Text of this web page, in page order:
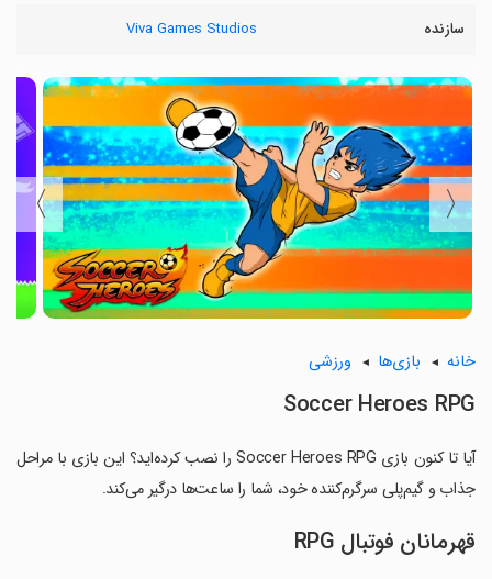
سازنده Viva Games Studios
〈
〉
خانه بازی‌ها ورزشی
Soccer Heroes RPG
آیا تا کنون بازی Soccer Heroes RPG را نصب کرده‌اید؟ این بازی با مراحل
جذاب و گیم‌پلی سرگرم‌کننده خود، شما را ساعت‌ها درگیر می‌کند.
قهرمانان فوتبال RPG